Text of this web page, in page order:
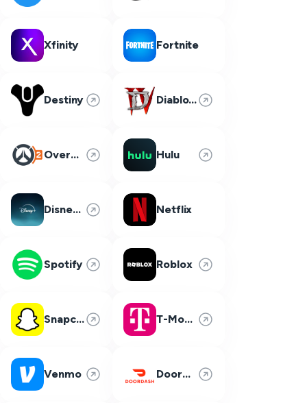
Xfinity Fortnite
Destiny Diablo 4
Overwatch 2 Hulu
Disney Plus Netflix
Spotify Roblox
Snapchat T-Mobile
Venmo DoorDash